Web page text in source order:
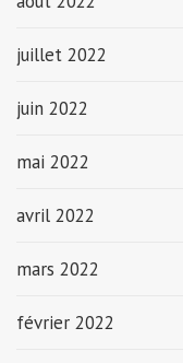
juillet 2022
juin 2022
mai 2022
avril 2022
mars 2022
février 2022